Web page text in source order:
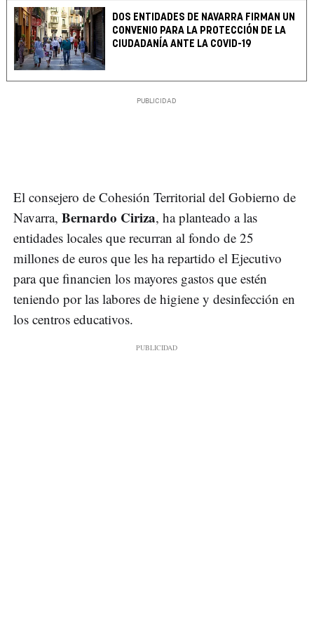
DOS ENTIDADES DE NAVARRA FIRMAN UN
CONVENIO PARA LA PROTECCIÓN DE LA
CIUDADANÍA ANTE LA COVID-19
El consejero de Cohesión Territorial del Gobierno de
Navarra, Bernardo Ciriza, ha planteado a las
entidades locales que recurran al fondo de 25
millones de euros que les ha repartido el Ejecutivo
para que financien los mayores gastos que estén
teniendo por las labores de higiene y desinfección en
los centros educativos.